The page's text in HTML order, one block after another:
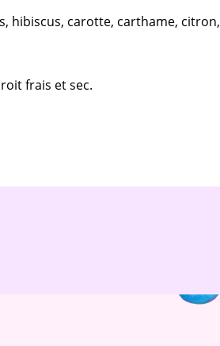
hibiscus, carotte, carthame, citron,
frais et sec.